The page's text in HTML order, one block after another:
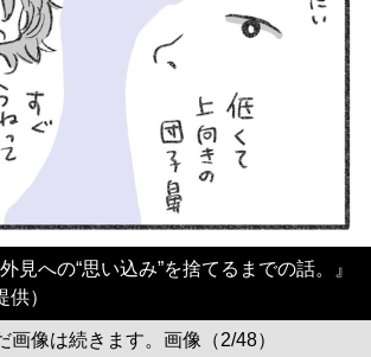
見への“思い込み”を捨てるまでの話。』
）
画像は続きます。画像（2/48）